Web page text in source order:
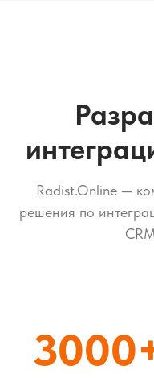
Radist.Online —
решения по